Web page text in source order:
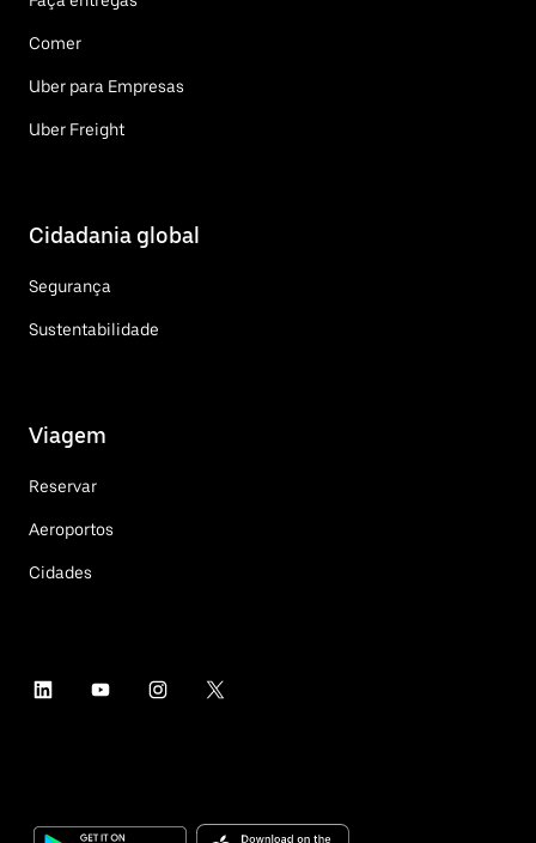
Comer
Uber para Empresas
Uber Freight
Cidadania global
Segurança
Sustentabilidade
Viagem
Reservar
Aeroportos
Cidades